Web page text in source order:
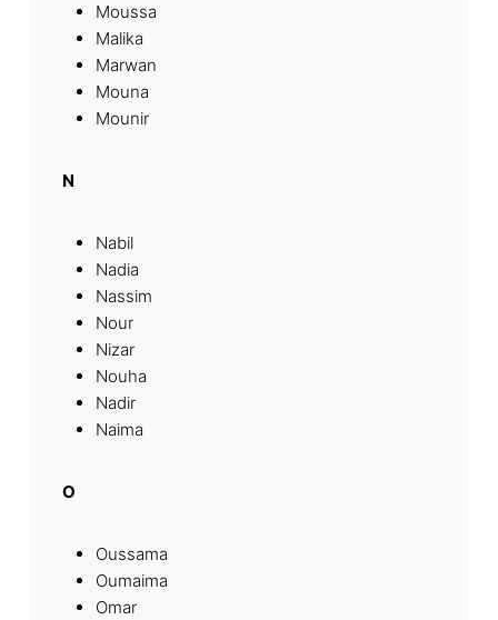
Moussa
Malika
Marwan
Mouna
Mounir
N
Nabil
Nadia
Nassim
Nour
Nizar
Nouha
Nadir
Naima
O
Oussama
Oumaima
Omar